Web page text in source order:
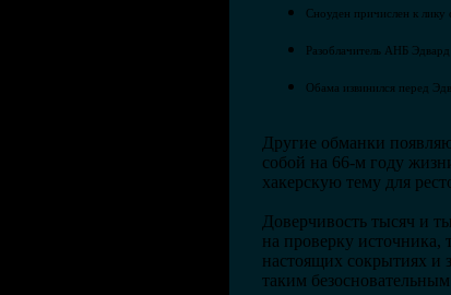
Сноуден причислен к лику
Разоблачитель АНБ
Обама извинился перед
Другие обманки
собой на 66-м году
хакерскую тему для
Доверчивость тысяч и
на проверку
настоящих сокрытиях и
таким